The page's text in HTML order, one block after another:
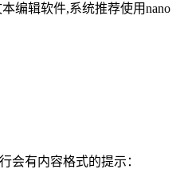
编辑软件,系统推荐使用nano
会有内容格式的提示：